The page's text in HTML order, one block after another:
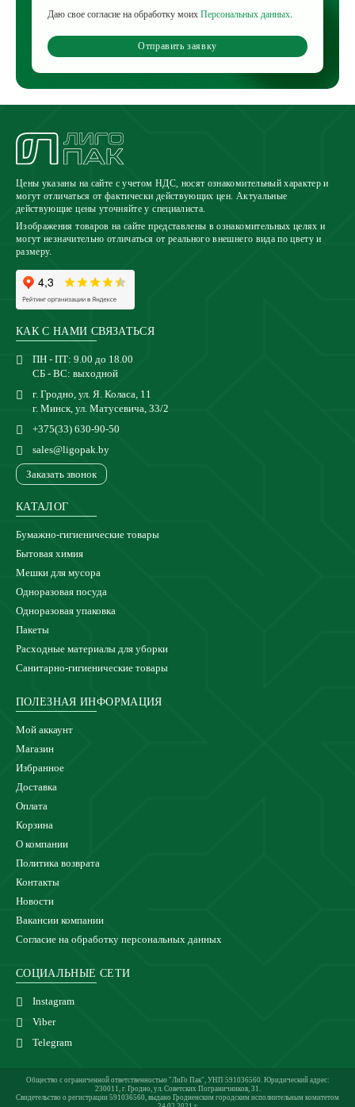
Даю свое согласие на обработку моих Персональных данных.
Отправить заявку
Цены указаны на сайте с учетом НДС, носят ознакомительный характер и
могут отличаться от фактически действующих цен. Актуальные
действующие цены уточняйте у специалиста.
Изображения товаров на сайте представлены в ознакомительных целях и
могут незначительно отличаться от реального внешнего вида по цвету и
размеру.
КАК С НАМИ СВЯЗАТЬСЯ
ПН - ПТ: 9.00 до 18.00
СБ - ВС: выходной
г. Гродно, ул. Я. Коласа, 11
г. Минск, ул. Матусевича, 33/2
+375(33) 630-90-50
sales@ligopak.by
Заказать звонок
КАТАЛОГ
Бумажно-гигиенические товары
Бытовая химия
Мешки для мусора
Одноразовая посуда
Одноразовая упаковка
Пакеты
Расходные материалы для уборки
Санитарно-гигиенические товары
ПОЛЕЗНАЯ ИНФОРМАЦИЯ
Мой аккаунт
Магазин
Избранное
Доставка
Оплата
Корзина
О компании
Политика возврата
Контакты
Новости
Вакансии компании
Согласие на обработку персональных данных
СОЦИАЛЬНЫЕ СЕТИ
Instagram
Viber
Telegram
Общество с ограниченной ответственностью "ЛиГо Пак", УНП 591036560. Юридический адрес:
230011, г. Гродно, ул. Советских Пограничников, 31.
Свидетельство о регистрации 591036560, выдано Гродненским городским исполнительным комитетом